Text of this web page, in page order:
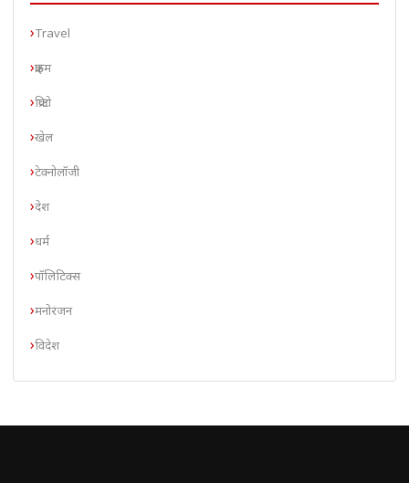
Travel
क्राइम
क्रिप्टो
खेल
टेक्नोलॉजी
देश
धर्म
पॉलिटिक्स
मनोरंजन
विदेश